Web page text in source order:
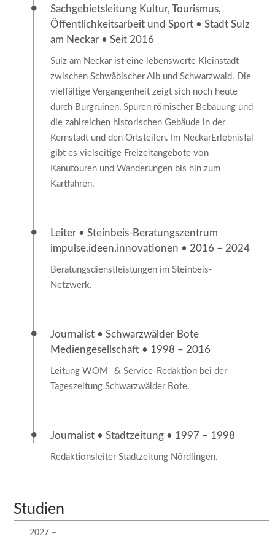
Sachgebietsleitung Kultur, Tourismus,
Öffentlichkeitsarbeit und Sport • Stadt Sulz
am Neckar • Seit 2016
Sulz am Neckar ist eine lebenswerte Kleinstadt
zwischen Schwäbischer Alb und Schwarzwald. Die
vielfältige Vergangenheit zeigt sich noch heute
durch Burgruinen, Spuren römischer Bebauung und
die zahlreichen historischen Gebäude in der
Kernstadt und den Ortsteilen. Im NeckarErlebnisTal
gibt es vielseitige Freizeitangebote von
Kanutouren und Wanderungen bis hin zum
Kartfahren.
Leiter • Steinbeis-Beratungszentrum
impulse.ideen.innovationen • 2016 – 2024
Beratungsdienstleistungen im Steinbeis-
Netzwerk.
Journalist • Schwarzwälder Bote
Mediengesellschaft • 1998 – 2016
Leitung WOM- & Service-Redaktion bei der
Tageszeitung Schwarzwälder Bote.
Journalist • Stadtzeitung • 1997 – 1998
Redaktionsleiter Stadtzeitung Nördlingen.
Studien
2027 –